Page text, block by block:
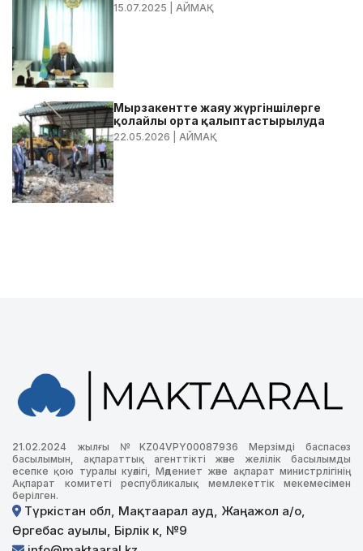
15.07.2025 | АЙМАҚ
Мырзакентте жаяу жүргіншілерге
қолайлы орта қалыптастырылуда
22.05.2026 | АЙМАҚ
21.02.2024 жылғы №KZ04VPY00087936 Мерзімді баспасөз
басылымын, ақпараттық агенттікті және желілік басылымды
есепке қою туралы куәлігі, Мәдениет және ақпарат министрлігінің
Ақпарат комитеті республикалық мемлекеттік мекемесімен
берілген.
Түркістан обл, Мақтаарал ауд, Жаңажол а/о,
Өргебас ауылы, Бірлік к, №9